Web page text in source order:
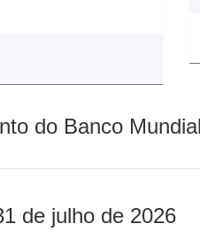
do Banco
de julho de 2026